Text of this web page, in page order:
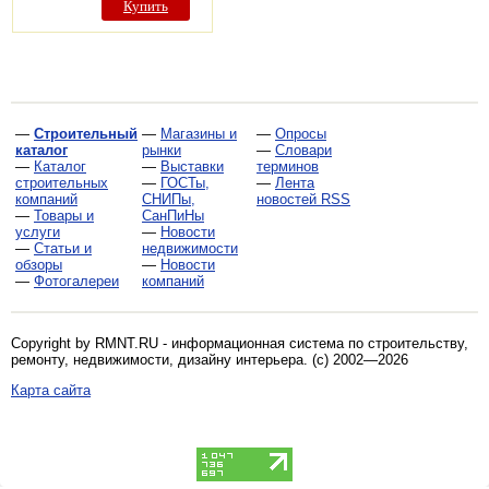
Купить
— Строительный
каталог
— Каталог
строительных
компаний
— Товары и
услуги
— Статьи и
обзоры
— Фотогалереи
— Магазины и
рынки
— Выставки
— ГОСТы,
СНИПы,
СанПиНы
— Новости
недвижимости
— Новости
компаний
— Опросы
— Словари
терминов
— Лента
новостей RSS
Copyright by RMNT.RU - информационная система по строительству,
ремонту, недвижимости, дизайну интерьера. (c) 2002—2026
Карта сайта